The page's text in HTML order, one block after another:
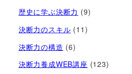
歴史に学ぶ決断力 (9)
決断力のスキル (11)
決断力の構造 (6)
決断力養成WEB講座 (123)